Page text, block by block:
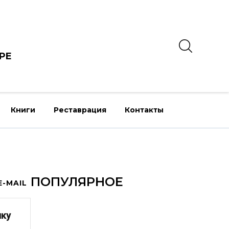
Книги Реставрация Контакты
ПОПУЛЯРНОЕ